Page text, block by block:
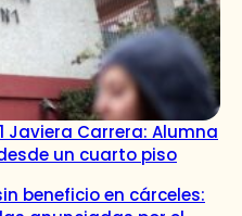
Javiera Carrera: Alumna
un cuarto piso
beneficio en cárceles: